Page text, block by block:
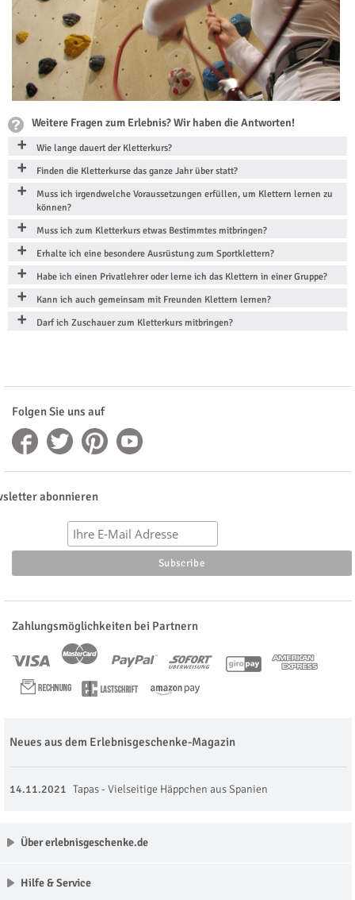
Weitere Fragen zum Erlebnis? Wir haben die Antworten!
Wie lange dauert der Kletterkurs?
Finden die Kletterkurse das ganze Jahr über statt?
Muss ich irgendwelche Voraussetzungen erfüllen, um Klettern lernen zu
können?
Muss ich zum Kletterkurs etwas Bestimmtes mitbringen?
Erhalte ich eine besondere Ausrüstung zum Sportklettern?
Habe ich einen Privatlehrer oder lerne ich das Klettern in einer Gruppe?
Kann ich auch gemeinsam mit Freunden Klettern lernen?
Darf ich Zuschauer zum Kletterkurs mitbringen?
Folgen Sie uns auf
abonnieren
Zahlungsmöglichkeiten bei Partnern
Neues aus dem Erlebnisgeschenke-Magazin
14.11.2021 Tapas - Vielseitige Häppchen aus Spanien
Über erlebnisgeschenke.de
Hilfe & Service